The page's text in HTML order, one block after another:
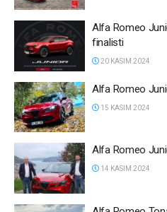
Alfa Romeo
finalisti
20 KASIM 2024
Alfa Romeo
15 KASIM 2024
Alfa Romeo
14 KASIM 2024